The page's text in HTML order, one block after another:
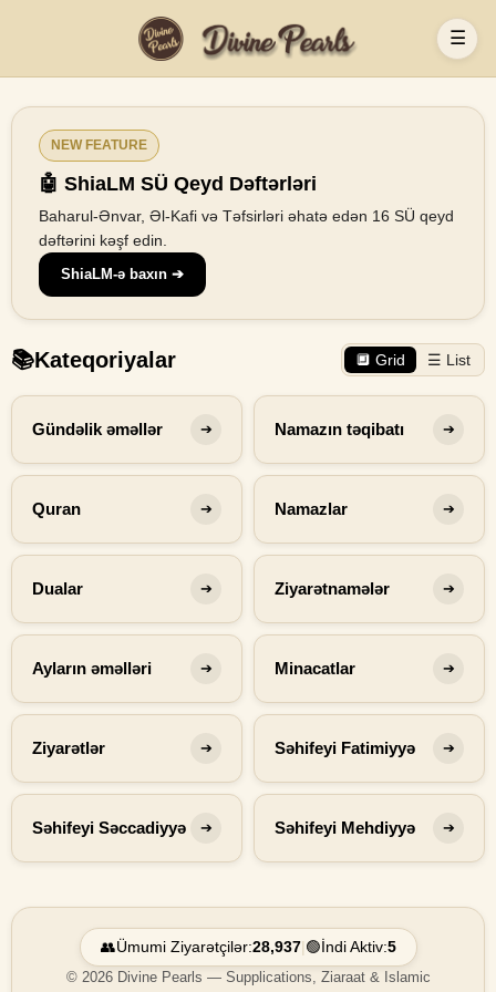
☰
NEW FEATURE
🤖 ShiaLM SÜ Qeyd Dəftərləri
Baharul-Ənvar, Əl-Kafi və Təfsirləri əhatə edən 16 SÜ qeyd
dəftərini kəşf edin.
ShiaLM-ə baxın ➔
📚Kateqoriyalar 🔲 Grid ☰ List
Gündəlik əməllər ➔ Namazın təqibatı ➔
Quran ➔ Namazlar ➔
Dualar ➔ Ziyarətnamələr ➔
Ayların əməlləri ➔ Minacatlar ➔
Ziyarətlər ➔ Səhifeyi Fatimiyyə ➔
Səhifeyi Səccadiyyə ➔ Səhifeyi Mehdiyyə ➔
👥Ümumi Ziyarətçilər:28,937| 🟢 İndi Aktiv:5
© 2026 Divine Pearls — Supplications, Ziaraat & Islamic